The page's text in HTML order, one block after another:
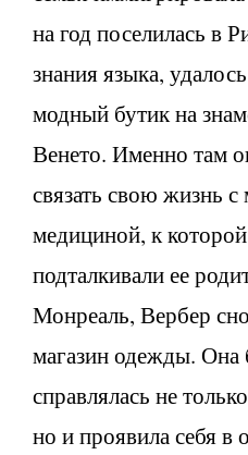
на год поселилась в
знания языка,
модный бутик на
Венето. Именно там
связать свою жизнь с
медициной, к
подталкивали ее
Монреаль, Вербер
магазин одежды. Она
справлялась не
но и проявила себя